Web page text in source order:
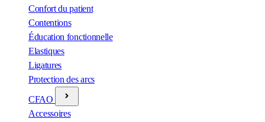
Confort du patient
Contentions
Éducation fonctionnelle
Elastiques
Ligatures
Protection des arcs
CFAO
Accessoires